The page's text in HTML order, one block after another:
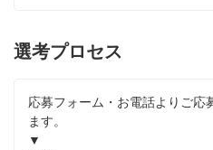
選考プロセス
応募フォーム・お電話よりご応
ます。
▼